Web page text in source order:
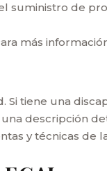
suministro de
más
tiene una
descripción
y técnicas de